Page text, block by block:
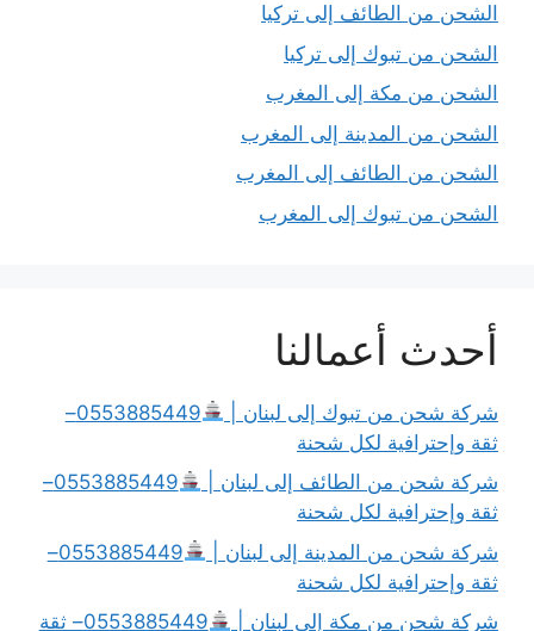
الشحن من الطائف إلى تركيا
الشحن من تبوك إلى تركيا
الشحن من مكة إلى المغرب
الشحن من المدينة إلى المغرب
الشحن من الطائف إلى المغرب
الشحن من تبوك إلى المغرب
أحدث أعمالنا
شركة شحن من تبوك إلى لبنان |
0553885449–
ثقة وإحترافية لكل شحنة
شركة شحن من الطائف إلى لبنان |
0553885449–
ثقة وإحترافية لكل شحنة
شركة شحن من المدينة إلى لبنان |
0553885449–
ثقة وإحترافية لكل شحنة
شركة شحن من مكة إلى لبنان |
0553885449– ثقة